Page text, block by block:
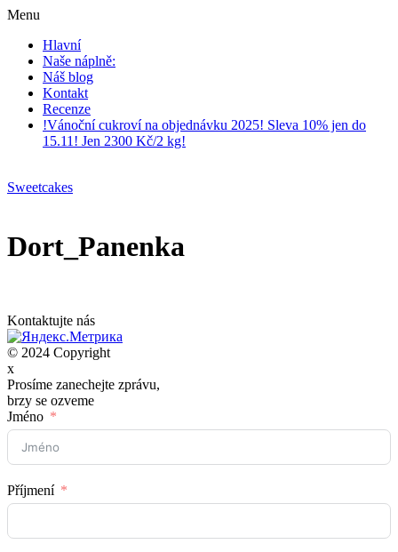
Menu
Hlavní
Naše náplně:
Náš blog
Kontakt
Recenze
!Vánoční cukroví na objednávku 2025! Sleva 10% jen do
15.11! Jen 2300 Kč/2 kg!
Sweetcakes
Dort_Panenka
Kontaktujte nás
© 2024 Copyright
x
Prosíme zanechejte zprávu,
brzy se ozveme
Jméno
Příjmení